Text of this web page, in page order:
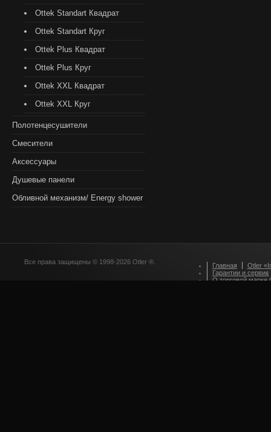
Ottek Standart Квадрат
Ottek Standart Круг
Ottek Plus Квадрат
Ottek Plus Круг
Ottek XXL Квадрат
Ottek XXL Круг
Полотенцесушители
Смесители
Аксессуары
Душевые панели
Обливной механизм/ Energy shower
Все права защищены © 1998-2026 Otler ®. Главная
Otler
Гарантии и сервис
О торговой марке